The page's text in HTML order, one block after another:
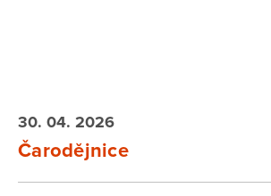
30. 04. 2026
Čarodějnice